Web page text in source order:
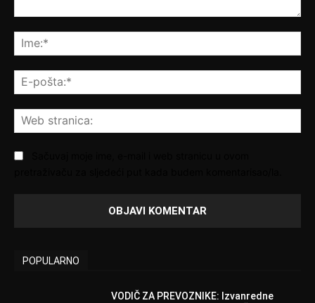
POPULARNO
VODIČ ZA PREVOZNIKE: Izvanredne